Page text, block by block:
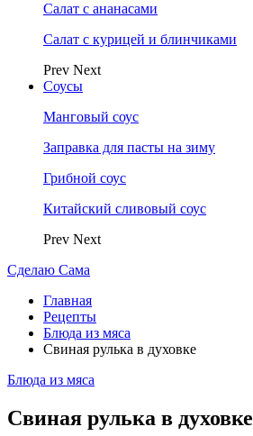
Салат с ананасами
Салат с курицей и блинчиками
Prev Next
Соусы
Манговый соус
Заправка для пасты на зиму
Грибной соус
Китайский сливовый соус
Prev Next
Сделаю Сама
Главная
Рецепты
Блюда из мяса
Свиная рулька в духовке
Блюда из мяса
Свиная рулька в духовке